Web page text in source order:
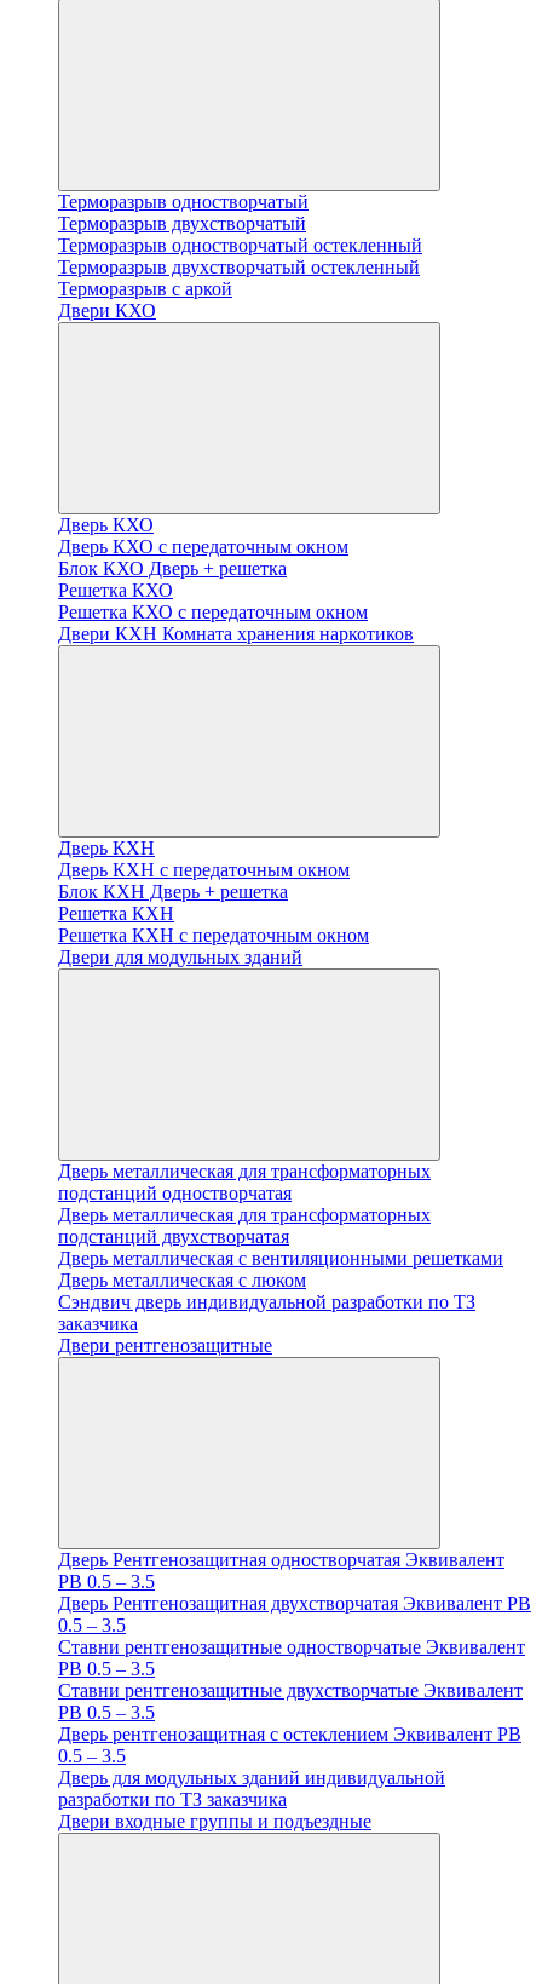
Терморазрыв одностворчатый
Терморазрыв двухстворчатый
Терморазрыв одностворчатый остекленный
Терморазрыв двухстворчатый остекленный
Терморазрыв с аркой
Двери КХО
Дверь КХО
Дверь КХО с передаточным окном
Блок КХО Дверь + решетка
Решетка КХО
Решетка КХО с передаточным окном
Двери КХН Комната хранения наркотиков
Дверь КХН
Дверь КХН с передаточным окном
Блок КХН Дверь + решетка
Решетка КХН
Решетка КХН с передаточным окном
Двери для модульных зданий
Дверь металлическая для трансформаторных
подстанций одностворчатая
Дверь металлическая для трансформаторных
подстанций двухстворчатая
Дверь металлическая с вентиляционными решетками
Дверь металлическая с люком
Cэндвич дверь индивидуальной разработки по ТЗ
заказчика
Двери рентгенозащитные
Дверь Рентгенозащитная одностворчатая Эквивалент
PB 0.5 – 3.5
Дверь Рентгенозащитная двухстворчатая Эквивалент PB
0.5 – 3.5
Ставни рентгенозащитные одностворчатые Эквивалент
PB 0.5 – 3.5
Ставни рентгенозащитные двухстворчатые Эквивалент
PB 0.5 – 3.5
Дверь рентгенозащитная с остеклением Эквивалент PB
0.5 – 3.5
Дверь для модульных зданий индивидуальной
разработки по ТЗ заказчика
Двери входные группы и подъездные